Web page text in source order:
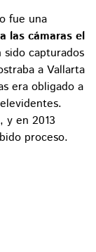
fue una
las cámaras el
capturados
a Vallarta
era obligado a
y en 2013
proceso.